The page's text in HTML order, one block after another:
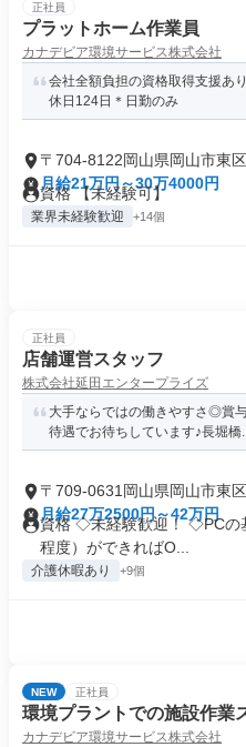
正社員
プラットホーム作業員
カナデビア環境サービス株式会社
会社全額負担の資格取得支援あ
休日124日＊日勤のみ
〒704-8122岡山県岡山市東
月給21万円～30万4000円
資格 【未経験可】
業界未経験歓迎 +14個
正社員
店舗運営スタッフ
株式会社延田エンタープライズ
大手ならではの働きやすさ◎賞
待遇でお待ちしています♪長堀橋
〒709-0631岡山県岡山市東
月給27万2500円～42万円
資格 ◇未経験歓迎！ ◇PCの
程度）ができればO...
介護休暇あり +9個
NEW 正社員
環境プラントでの施設作業
カナデビア環境サービス株式会社